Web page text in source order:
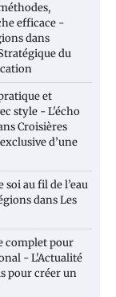
efficace -
dans
du
et
style - L'écho
Croisières
d’une
au fil de l’eau
dansLes
complet pour
- L'Actualité
pour créer un